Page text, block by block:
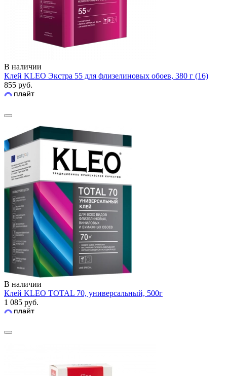
В наличии
Клей KLEO Экстра 55 для флизелиновых обоев, 380 г (16)
855 руб.
В наличии
Клей KLEO TOTAL 70, универсальный, 500г
1 085 руб.